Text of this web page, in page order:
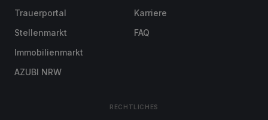
Trauerportal
Stellenmarkt
Immobilienmarkt
AZUBI NRW
Karriere
FAQ
RECHTLICHES